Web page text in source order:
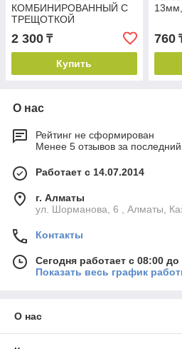
КОМБИНИРОВАННЫЙ С
ТРЕЩОТКОЙ
13ММ,"TOTAL "
2 300 ₸
Купить
760
О нас
Рейтинг не сформирован
Менее 5 отзывов за последний
Работает с 14.07.2014
г. Алматы
ул. Шорманова, 6 , Алматы,
Контакты
Сегодня работает с 08:00 до
Показать весь график
О нас